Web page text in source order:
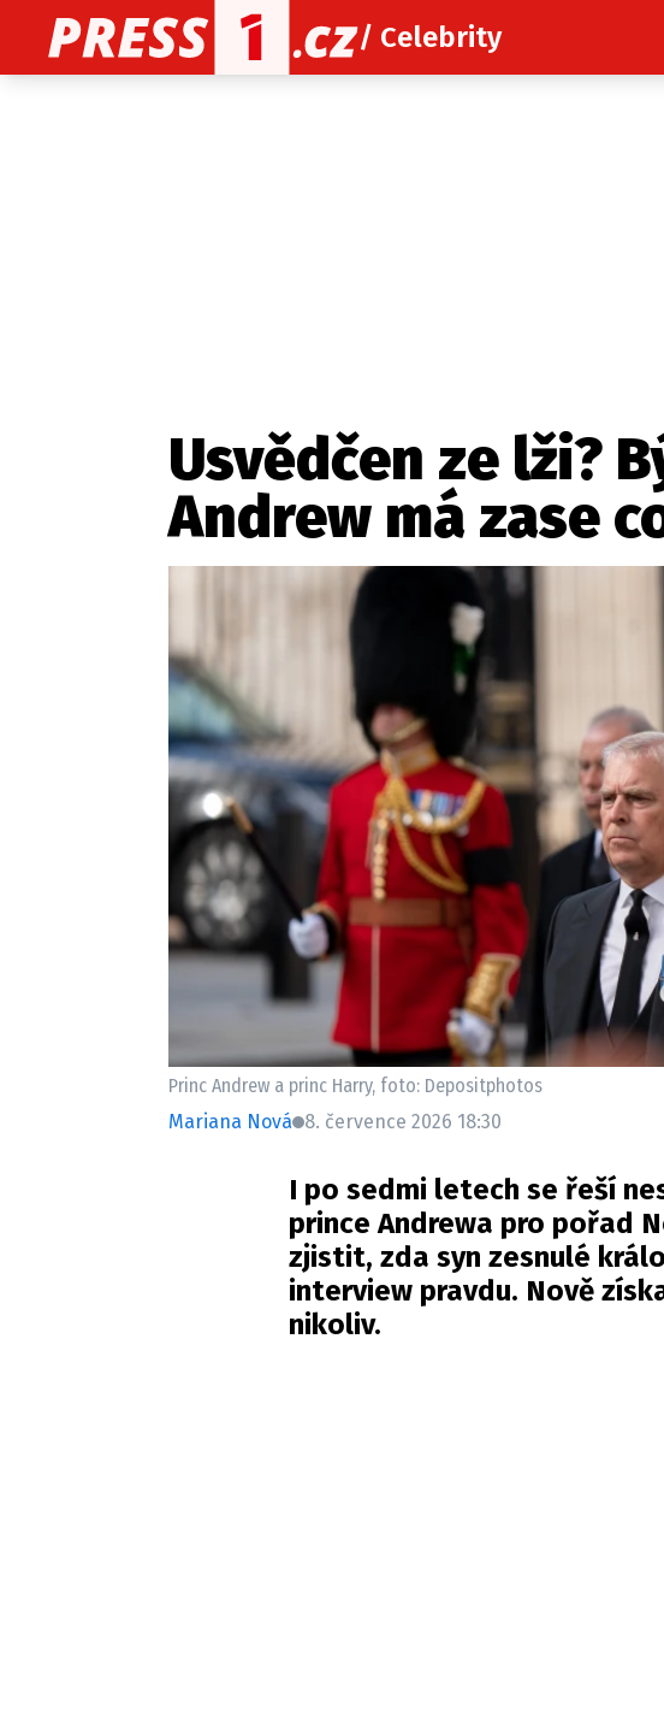
/ Celebrity
Usvědčen ze lži?
Andrew má zase
Princ Andrew a princ Harry, foto: Depositphotos
Mariana Nová
8. července 2026 18:30
I po sedmi letech se řeší
prince Andrewa pro pořad
zjistit, zda syn zesnulé
interview pravdu. Nově
nikoliv.